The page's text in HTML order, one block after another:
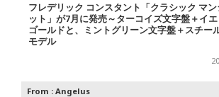
フレデリック コンスタント「クラシック マン
ット」が7月に発売～ターコイズ文字盤＋イ
ゴールドと、ミントグリーン文字盤＋スチー
モデル
From : Angelus